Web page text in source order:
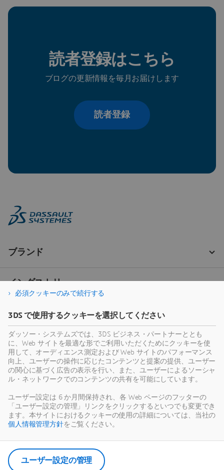
読者登録はこちら
ブログの更新情報を毎月お届けします
読者登録
必須クッキーのみで続行する
3DS で使用するクッキーを選択してください
ダッソー・システムズでは、3DS ビジネス・パートナーととも
に、Web サイトを最適な形でご利用いただくためにクッキーを使
用して、オーディエンス測定および Web サイトのパフォーマンス
向上、ユーザーの操作に応じたコンテンツと提案の提供、ユーザー
の関心に基づく広告の表示を行い、また、ユーザーによるソーシャ
ル・ネットワークでのコンテンツの共有を可能にしています。
ユーザー設定は 6 か月間保持され、各 Web ページのフッターの
「ユーザー設定の管理」リンクをクリックするといつでも変更でき
ます。本サイトにおけるクッキーの使用の詳細については、当社の
個人情報管理方針をご覧ください。
ユーザー設定の管理